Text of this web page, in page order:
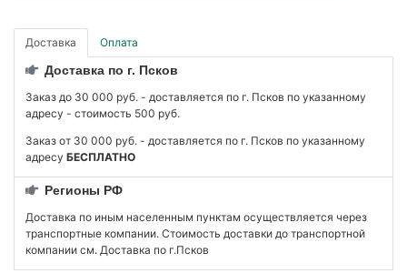
Доставка Оплата
Доставка по г. Псков
Заказ до 30 000 руб. - доставляется по г. Псков по указанному
адресу - стоимость 500 руб.
Заказ от 30 000 руб. - доставляется по г. Псков по указанному
адресу БЕСПЛАТНО
Регионы РФ
Доставка по иным населенным пунктам осуществляется через
транспортные компании. Стоимость доставки до транспортной
компании см. Доставка по г.Псков